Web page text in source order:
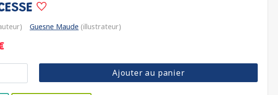
Guesne Maude (illustrateur)
Ajouter au panier